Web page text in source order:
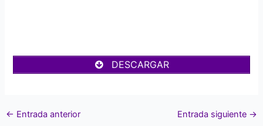
DESCARGAR
← Entrada anterior Entrada siguiente →